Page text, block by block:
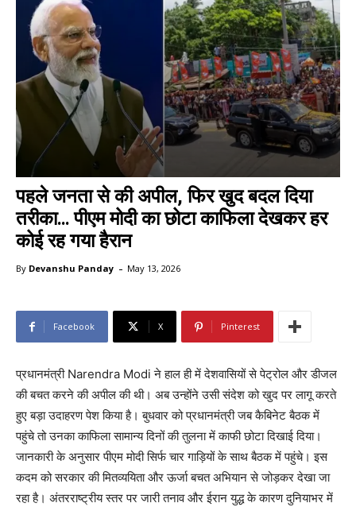
पहले जनता से की अपील, फिर खुद बदल दिया
तरीका… पीएम मोदी का छोटा काफिला देखकर हर
कोई रह गया हैरान
By Devanshu Panday - May 13, 2026
Facebook X Pinterest
प्रधानमंत्री Narendra Modi ने हाल ही में देशवासियों से पेट्रोल और डीजल
की बचत करने की अपील की थी। अब उन्होंने उसी संदेश को खुद पर लागू करते
हुए बड़ा उदाहरण पेश किया है। बुधवार को प्रधानमंत्री जब कैबिनेट बैठक में
पहुंचे तो उनका काफिला सामान्य दिनों की तुलना में काफी छोटा दिखाई दिया।
जानकारी के अनुसार पीएम मोदी सिर्फ चार गाड़ियों के साथ बैठक में पहुंचे। इस
कदम को सरकार की मितव्ययिता और ऊर्जा बचत अभियान से जोड़कर देखा जा
रहा है। अंतरराष्ट्रीय स्तर पर जारी तनाव और ईरान युद्ध के कारण दुनियाभर में